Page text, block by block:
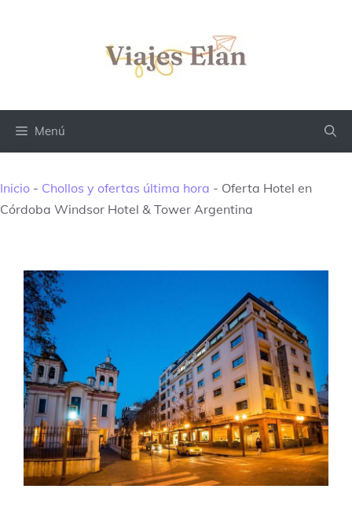
Menú
Inicio - Chollos y ofertas última hora - Oferta Hotel en
Córdoba Windsor Hotel & Tower Argentina